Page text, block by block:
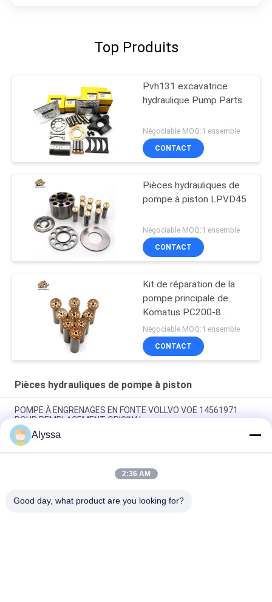
Top Produits
Pvh131 excavatrice
hydraulique Pump Parts
Négociable MOQ:1 ensemble
CONTACT
Pièces hydrauliques de
pompe à piston LPVD45
Négociable MOQ:1 ensemble
CONTACT
Kit de réparation de la
pompe principale de
Komatus PC200-8
Pompes hydrauliques
Négociable MOQ:1 ensemble
CONTACT
Pièces hydrauliques de pompe à piston
POMPE À ENGRENAGES EN FONTE VOLLVO VOE 14561971
POUR REMPLACEMENT ORIGINAL
POMPE À ENGRENAGES EN FONTE VOLLVO VOE 14537295
POUR REMPLACEMENT ORIGINAL
Pompes à engrenages en fonte VOLLVO VOE 14782798 pour le
Alyssa
2:36 AM
Good day, what product are you looking for?